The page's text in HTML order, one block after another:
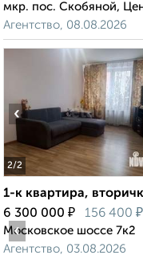
мкр. пос. Скобяной,
Агентство, 08.08.2026
2/2
‹
1-к квартира,
6 300 000 ₽ 156 400 ₽
Московское шоссе 7к2
Агентство, 03.08.2026
‹